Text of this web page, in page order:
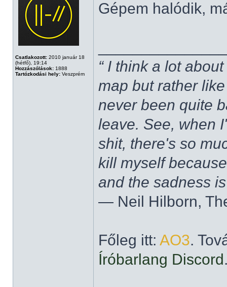
Csatlakozott: 2010 január 18
(hétfő), 19:14
Hozzászólások: 1888
Tartózkodási hely: Veszprém
Gépem halódik,
“ I think a lot
map but rather
never been quite
leave. See, when
shit, there's so
kill myself
and the sadness
― Neil Hilborn,
Főleg itt: AO3.
Íróbarlang Discord